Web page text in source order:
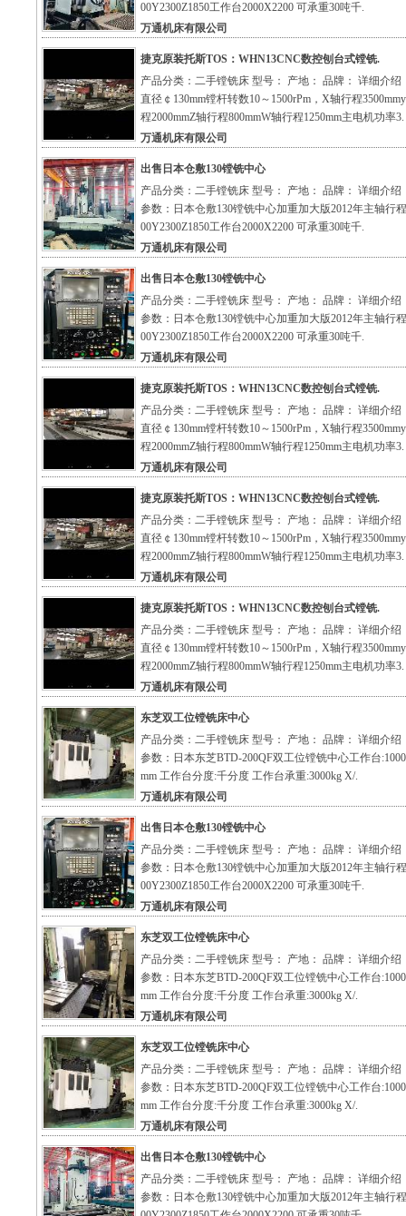
00Y2300Z1850工作台2000X2200 可承重30吨千.
万通机床有限公司
捷克原装托斯TOS：WHN13CNC数控刨台式镗铣.
产品分类：二手镗铣床 型号： 产地： 品牌： 详细介绍
直径￠130mm镗杆转数10～1500rPm，X轴行程
程2000mmZ轴行程800mmW轴行程1250mm主电机功率3.
万通机床有限公司
出售日本仓敷130镗铣中心
产品分类：二手镗铣床 型号： 产地： 品牌： 详细介绍
参数：日本仓敷130镗铣中心加重加大版2012年主轴行
00Y2300Z1850工作台2000X2200 可承重30吨千.
万通机床有限公司
出售日本仓敷130镗铣中心
产品分类：二手镗铣床 型号： 产地： 品牌： 详细介绍
参数：日本仓敷130镗铣中心加重加大版2012年主轴行
00Y2300Z1850工作台2000X2200 可承重30吨千.
万通机床有限公司
捷克原装托斯TOS：WHN13CNC数控刨台式镗铣.
产品分类：二手镗铣床 型号： 产地： 品牌： 详细介绍
直径￠130mm镗杆转数10～1500rPm，X轴行程
程2000mmZ轴行程800mmW轴行程1250mm主电机功率3.
万通机床有限公司
捷克原装托斯TOS：WHN13CNC数控刨台式镗铣.
产品分类：二手镗铣床 型号： 产地： 品牌： 详细介绍
直径￠130mm镗杆转数10～1500rPm，X轴行程
程2000mmZ轴行程800mmW轴行程1250mm主电机功率3.
万通机床有限公司
捷克原装托斯TOS：WHN13CNC数控刨台式镗铣.
产品分类：二手镗铣床 型号： 产地： 品牌： 详细介绍
直径￠130mm镗杆转数10～1500rPm，X轴行程
程2000mmZ轴行程800mmW轴行程1250mm主电机功率3.
万通机床有限公司
东芝双工位镗铣床中心
产品分类：二手镗铣床 型号： 产地： 品牌： 详细介绍
参数：日本东芝BTD-200QF双工位镗铣中心工作台
mm 工作台分度:千分度 工作台承重:3000kg X/.
万通机床有限公司
出售日本仓敷130镗铣中心
产品分类：二手镗铣床 型号： 产地： 品牌： 详细介绍
参数：日本仓敷130镗铣中心加重加大版2012年主轴行
00Y2300Z1850工作台2000X2200 可承重30吨千.
万通机床有限公司
东芝双工位镗铣床中心
产品分类：二手镗铣床 型号： 产地： 品牌： 详细介绍
参数：日本东芝BTD-200QF双工位镗铣中心工作台
mm 工作台分度:千分度 工作台承重:3000kg X/.
万通机床有限公司
东芝双工位镗铣床中心
产品分类：二手镗铣床 型号： 产地： 品牌： 详细介绍
参数：日本东芝BTD-200QF双工位镗铣中心工作台
mm 工作台分度:千分度 工作台承重:3000kg X/.
万通机床有限公司
出售日本仓敷130镗铣中心
产品分类：二手镗铣床 型号： 产地： 品牌： 详细介绍
参数：日本仓敷130镗铣中心加重加大版2012年主轴行